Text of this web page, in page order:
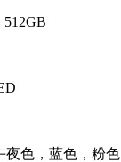
512GB
夜色，蓝色，粉色